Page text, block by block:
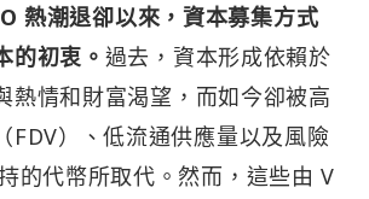
熱潮退卻以來，資本募集方式
的初衷。 過去，資本形成依賴於
熱情和財富渴望，而如今卻被高
FDV）、低流通供應量以及風險
的代幣所取代。然而，這些由 V